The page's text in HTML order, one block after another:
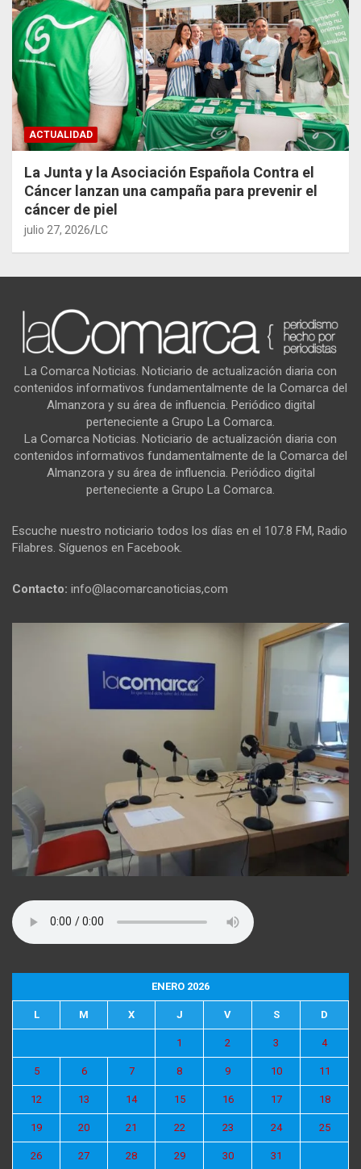
ACTUALIDAD
La Junta y la Asociación Española Contra el
Cáncer lanzan una campaña para prevenir el
cáncer de piel
julio 27, 2026 LC
La Comarca Noticias. Noticiario de actualización diaria con
contenidos informativos fundamentalmente de la Comarca del
Almanzora y su área de influencia. Periódico digital
perteneciente a Grupo La Comarca.
La Comarca Noticias. Noticiario de actualización diaria con
contenidos informativos fundamentalmente de la Comarca del
Almanzora y su área de influencia. Periódico digital
perteneciente a Grupo La Comarca.
Escuche nuestro noticiario todos los días en el 107.8 FM, Radio
Filabres. Síguenos en Facebook.
Contacto: info@lacomarcanoticias,com
ENERO 2026
L M X J V S D
1 2 3 4
5 6 7 8 9 10 11
12 13 14 15 16 17 18
19 20 21 22 23 24 25
26 27 28 29 30 31